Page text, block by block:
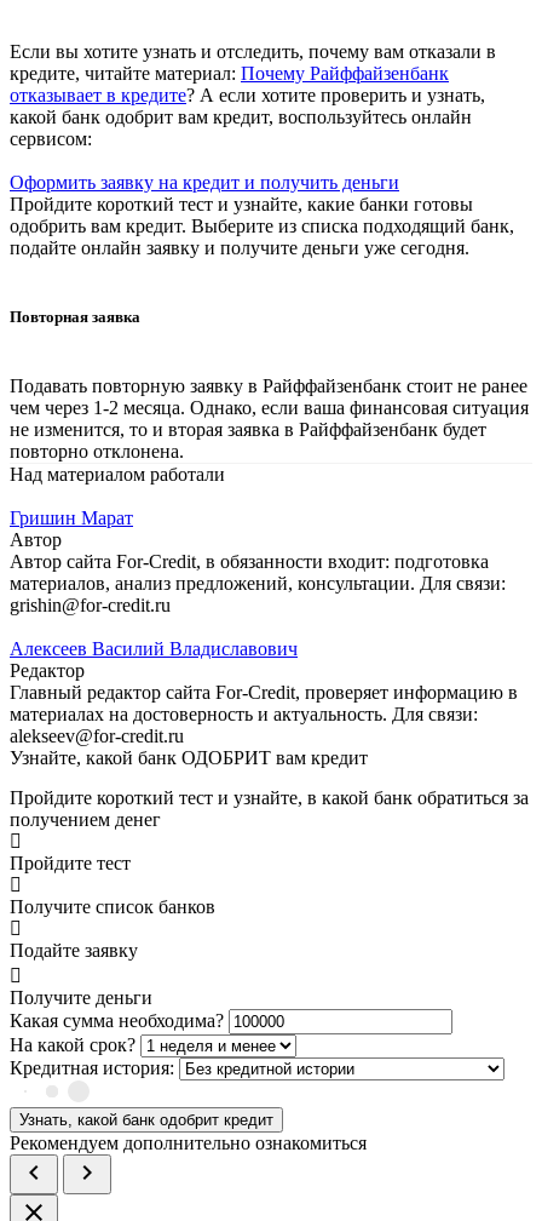
Если вы хотите узнать и отследить, почему вам отказали в
кредите, читайте материал: Почему Райффайзенбанк
отказывает в кредите? А если хотите проверить и узнать,
какой банк одобрит вам кредит, воспользуйтесь онлайн
сервисом:
Оформить заявку на кредит и получить деньги
Пройдите короткий тест и узнайте, какие банки готовы
одобрить вам кредит. Выберите из списка подходящий банк,
подайте онлайн заявку и получите деньги уже сегодня.
Повторная заявка
Подавать повторную заявку в Райффайзенбанк стоит не ранее
чем через 1-2 месяца. Однако, если ваша финансовая ситуация
не изменится, то и вторая заявка в Райффайзенбанк будет
повторно отклонена.
Над материалом работали
Гришин Марат
Автор
Автор сайта For-Credit, в обязанности входит: подготовка
материалов, анализ предложений, консультации. Для связи:
grishin@for-credit.ru
Алексеев Василий Владиславович
Редактор
Главный редактор сайта For-Credit, проверяет информацию в
материалах на достоверность и актуальность. Для связи:
alekseev@for-credit.ru
Узнайте, какой банк ОДОБРИТ вам кредит
Пройдите короткий тест и узнайте, в какой банк обратиться за
получением денег
Пройдите тест
Получите список банков
Подайте заявку
Получите деньги
Какая сумма необходима?
На какой срок?
Кредитная история:
Узнать, какой банк одобрит кредит
Рекомендуем дополнительно ознакомиться
chevron_left
chevron_right
close